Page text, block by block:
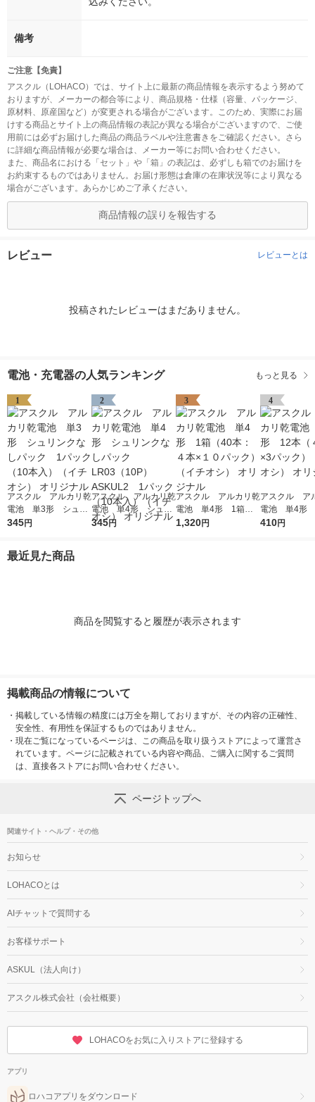
備考
ご注意【免責】
アスクル（LOHACO）では、サイト上に最新の商品情報を表示するよう努めて
おりますが、メーカーの都合等により、商品規格・仕様（容量、パッケージ、
原材料、原産国など）が変更される場合がございます。このため、実際にお届
けする商品とサイト上の商品情報の表記が異なる場合がございますので、ご使
用前には必ずお届けした商品の商品ラベルや注意書きをご確認ください。さら
に詳細な商品情報が必要な場合は、メーカー等にお問い合わせください。
また、商品名における「セット」や「箱」の表記は、必ずしも箱でのお届けを
お約束するものではありません。お届け形態は倉庫の在庫状況等により異なる
場合がございます。あらかじめご了承ください。
商品情報の誤りを報告する
レビュー レビューとは
投稿されたレビューはまだありません。
電池・充電器の人気ランキング もっと見る
1
アスクル アルカリ乾
電池 単3形 シュリ
ンクなしパック 1パ
345円
2
アスクル アルカリ乾
電池 単4形 シュリ
ンクなしパック LR0
345円
3
アスクル アルカリ乾
電池 単4形 1箱（4
0本：４本×１０パッ
1,320円
4
アスクル ア
電池 単4形
（４本入×3パ
410円
最近見た商品
商品を閲覧すると履歴が表示されます
掲載商品の情報について
・ 掲載している情報の精度には万全を期しておりますが、その内容の正確性、
安全性、有用性を保証するものではありません。
・ 現在ご覧になっているページは、この商品を取り扱うストアによって運営さ
れています。ページに記載されている内容や商品、ご購入に関するご質問
は、直接各ストアにお問い合わせください。
ページトップへ
関連サイト・ヘルプ・その他
お知らせ
LOHACOとは
AIチャットで質問する
お客様サポート
ASKUL（法人向け）
アスクル株式会社（会社概要）
LOHACOをお気に入りストアに登録する
アプリ
ロハコアプリをダウンロード